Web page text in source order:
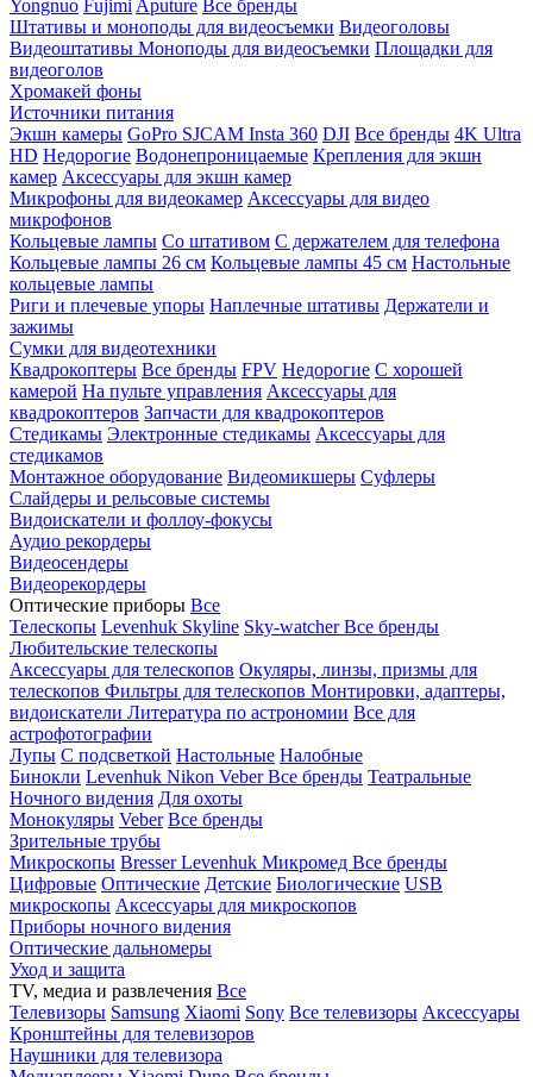
Yongnuo Fujimi Aputure Все бренды
Штативы и моноподы для видеосъемки Видеоголовы
Видеоштативы Моноподы для видеосъемки Площадки для
видеоголов
Хромакей фоны
Источники питания
Экшн камеры GoPro SJCAM Insta 360 DJI Все бренды 4K Ultra
HD Недорогие Водонепроницаемые Крепления для экшн
камер Аксессуары для экшн камер
Микрофоны для видеокамер Аксессуары для видео
микрофонов
Кольцевые лампы Со штативом C держателем для телефона
Кольцевые лампы 26 см Кольцевые лампы 45 см Настольные
кольцевые лампы
Риги и плечевые упоры Наплечные штативы Держатели и
зажимы
Сумки для видеотехники
Квадрокоптеры Все бренды FPV Недорогие С хорошей
камерой На пульте управления Аксессуары для
квадрокоптеров Запчасти для квадрокоптеров
Стедикамы Электронные стедикамы Аксессуары для
стедикамов
Монтажное оборудование Видеомикшеры Суфлеры
Слайдеры и рельсовые системы
Видоискатели и фоллоу-фокусы
Аудио рекордеры
Видеосендеры
Видеорекордеры
Оптические приборы Все
Телескопы Levenhuk Skyline Sky-watcherВсе бренды
Любительские телескопы
Аксессуары для телескопов Окуляры, линзы, призмы для
телескопов Фильтры для телескопов Монтировки, адаптеры,
видоискатели Литература по астрономии Все для
астрофотографии
Лупы С подсветкой Настольные Налобные
Бинокли Levenhuk Nikon VeberВсе бренды Театральные
Ночного видения Для охоты
Монокуляры Veber Все бренды
Зрительные трубы
Микроскопы BresserLevenhuk Микромед Все бренды
Цифровые Оптические Детские Биологические USB
микроскопы Аксессуары для микроскопов
Приборы ночного видения
Оптические дальномеры
Уход и защита
TV, медиа и развлечения Все
Телевизоры Samsung Xiaomi Sony Все телевизоры Аксессуары
Кронштейны для телевизоров
Наушники для телевизора